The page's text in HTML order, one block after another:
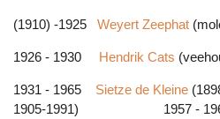
(1910) -1925 Weyert Zeephat
1926 - 1930 Hendrik Cats
1931 - 1965 Sietze de Kleine
1905-1991) 1957 -